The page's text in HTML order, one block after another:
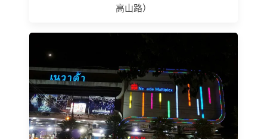
高山路）